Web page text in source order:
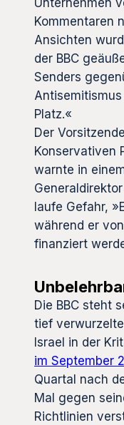
Unternehmen
Kommentaren
Ansichten
der BBC
Senders
Platz.«
Der
Konservativen
warnte in
laufe Gefahr,
während er
finanziert
Die BBC steht
tief
Israel in der
im September
Quartal nach
Mal gegen
Richtlinien